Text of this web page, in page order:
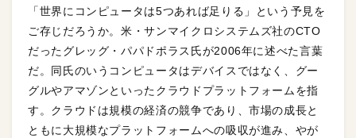
「世界にコンピュータは5つあれば足りる」という予見を
ご存じだろうか。米・サンマイクロシステムズ社のCTO
だったグレッグ・パパドポラス氏が2006年に述べた言葉
だ。同氏のいうコンピュータはデバイスではなく、グー
グルやアマゾンといったクラウドプラットフォームを指
す。クラウドは規模の経済の競争であり、市場の成長と
ともに大規模なプラットフォームへの吸収が進み、やが